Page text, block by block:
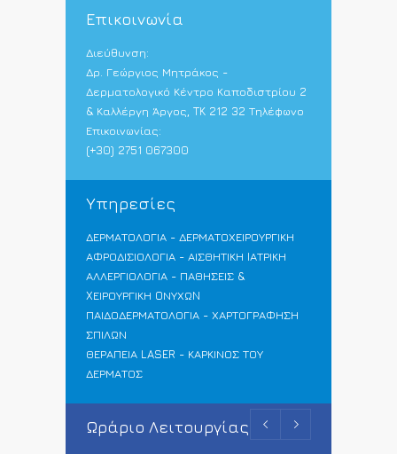
Επικοινωνία
Διεύθυνση:
Δρ. Γεώργιος Μητράκος -
Δερματολογικό Κέντρο Καποδιστρίου 2
& Καλλέργη Άργος, TK 212 32 Τηλέφωνο
Επικοινωνίας:
(+30) 2751 067300
Υπηρεσίες
ΔΕΡΜΑΤΟΛΟΓΙΑ - ΔΕΡΜΑΤΟΧΕΙΡΟΥΡΓΙΚΗ
ΑΦΡΟΔΙΣΙΟΛΟΓΙΑ - ΑΙΣΘΗΤΙΚΗ IΑΤΡΙΚΗ
ΑΛΛΕΡΓΙΟΛΟΓΙΑ - ΠΑΘΗΣΕΙΣ &
XΕΙΡΟΥΡΓΙΚΗ OΝΥΧΩN
ΠΑΙΔΟΔΕΡΜΑΤΟΛΟΓΙΑ - ΧΑΡΤΟΓΡΑΦΗΣΗ
ΣΠΙΛΩΝ
ΘΕΡΑΠΕΙΑ LASER - ΚΑΡΚΙΝΟΣ ΤΟΥ
ΔΕΡΜΑΤΟΣ
Ωράριο Λειτουργίας